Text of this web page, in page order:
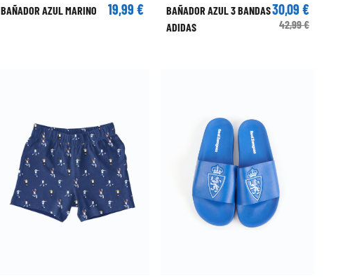
BAÑADOR AZUL MARINO 19,99 €
BAÑADOR AZUL 3 BANDAS
ADIDAS
30,09 €
42,99 €